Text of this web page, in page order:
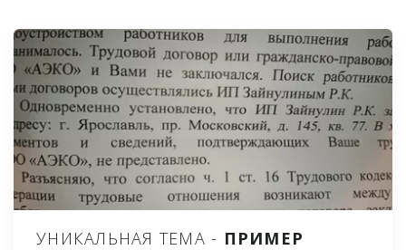
УНИКАЛЬНАЯ ТЕМА - ПРИМЕР